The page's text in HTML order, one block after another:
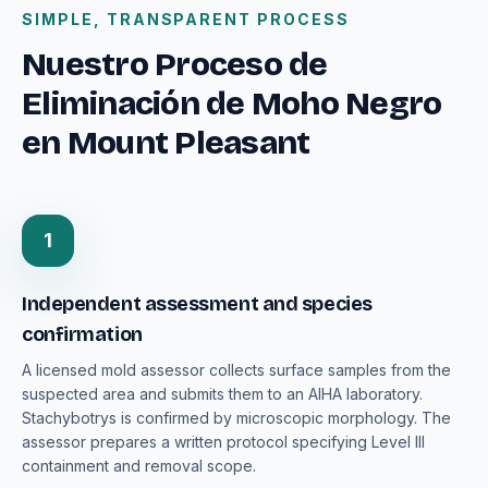
SIMPLE, TRANSPARENT PROCESS
Nuestro Proceso de
Eliminación de Moho Negro
en Mount Pleasant
1
Independent assessment and species
confirmation
A licensed mold assessor collects surface samples from the
suspected area and submits them to an AIHA laboratory.
Stachybotrys is confirmed by microscopic morphology. The
assessor prepares a written protocol specifying Level III
containment and removal scope.